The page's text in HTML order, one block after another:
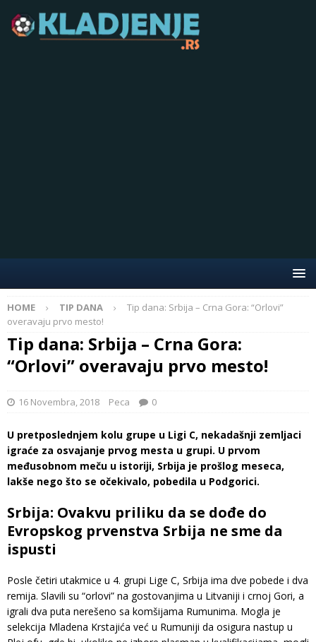
HOME TIP DANA
Tip dana: Srbija – Crna Gora: “Orlovi”
overavaju prvo mesto!
Tip dana: Srbija – Crna Gora:
“Orlovi” overavaju prvo mesto!
16 Novembra, 2018 Peca 0
U pretposlednjem kolu grupe u Ligi C, nekadašnji zemljaci
igraće za osvajanje prvog mesta u grupi. U prvom
međusobnom meču u istoriji, Srbija je prošlog meseca,
lakše nego što se očekivalo, pobedila u Podgorici.
Srbija: Ovakvu priliku da se dođe do
Evropskog prvenstva Srbija ne sme da
ispusti
Posle četiri utakmice u 4. grupi Lige C, Srbija ima dve pobede i dva
remija. Slavili su “orlovi” na gostovanjima u Litvaniji i crnoj Gori, a
igrali dva puta nerešeno sa komšijama Rumunima. Mogla je
selekcija Mladena Krstajića već u Rumuniji da osigura nastup u